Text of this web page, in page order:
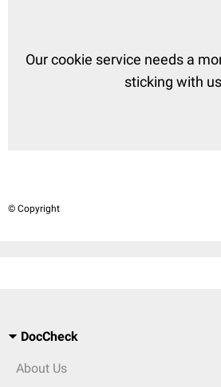
Our cookie service needs a
sticking with
© Copyright
DocCheck
About Us